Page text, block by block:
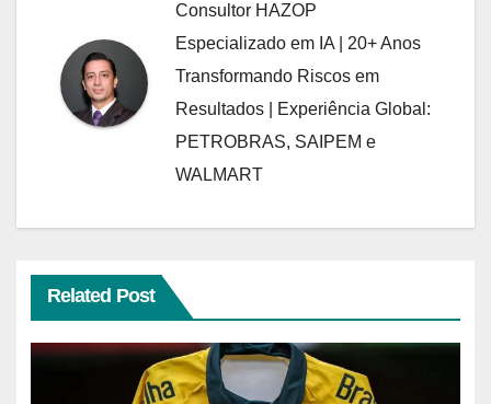
Consultor HAZOP
Especializado em IA | 20+ Anos
Transformando Riscos em
Resultados | Experiência Global:
PETROBRAS, SAIPEM e
WALMART
Related Post